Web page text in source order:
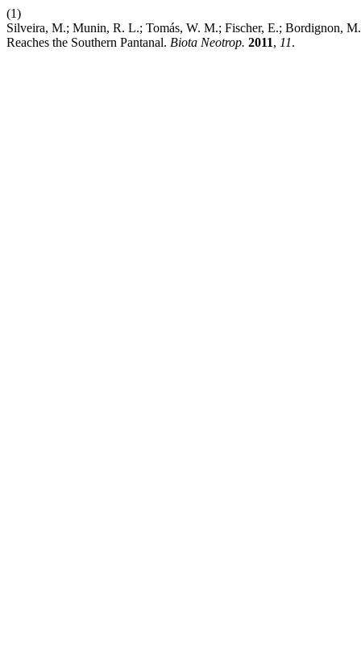
(1)
Silveira, M.; Munin, R. L.; Tomás, W. M.; Fischer, E.; Bordignon,
Reaches the Southern Pantanal. Biota Neotrop. 2011, 11.